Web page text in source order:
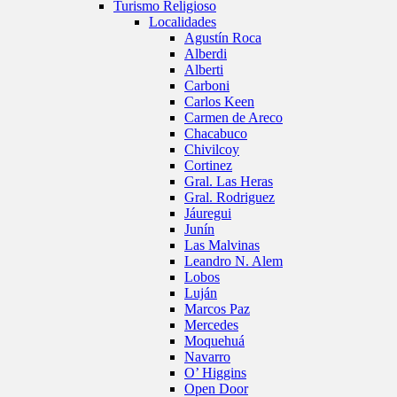
Turismo Religioso
Localidades
Agustín Roca
Alberdi
Alberti
Carboni
Carlos Keen
Carmen de Areco
Chacabuco
Chivilcoy
Cortinez
Gral. Las Heras
Gral. Rodriguez
Jáuregui
Junín
Las Malvinas
Leandro N. Alem
Lobos
Luján
Marcos Paz
Mercedes
Moquehuá
Navarro
O’ Higgins
Open Door